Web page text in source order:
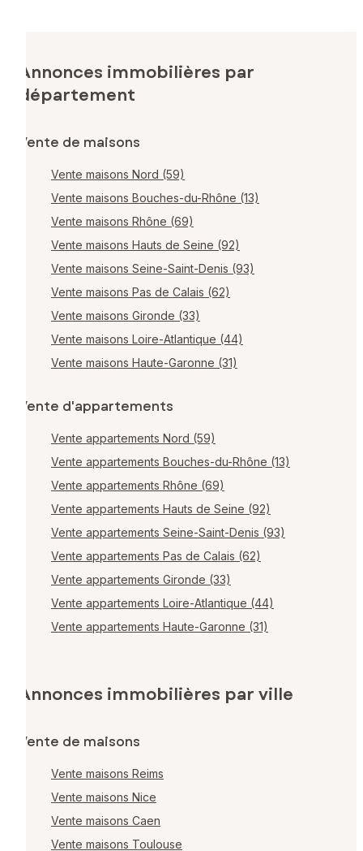
Annonces immobilières par
département
Vente de maisons
Vente maisons Nord (59)
Vente maisons Bouches-du-Rhône (13)
Vente maisons Rhône (69)
Vente maisons Hauts de Seine (92)
Vente maisons Seine-Saint-Denis (93)
Vente maisons Pas de Calais (62)
Vente maisons Gironde (33)
Vente maisons Loire-Atlantique (44)
Vente maisons Haute-Garonne (31)
Vente d'appartements
Vente appartements Nord (59)
Vente appartements Bouches-du-Rhône (13)
Vente appartements Rhône (69)
Vente appartements Hauts de Seine (92)
Vente appartements Seine-Saint-Denis (93)
Vente appartements Pas de Calais (62)
Vente appartements Gironde (33)
Vente appartements Loire-Atlantique (44)
Vente appartements Haute-Garonne (31)
Annonces immobilières par ville
Vente de maisons
Vente maisons Reims
Vente maisons Nice
Vente maisons Caen
Vente maisons Toulouse